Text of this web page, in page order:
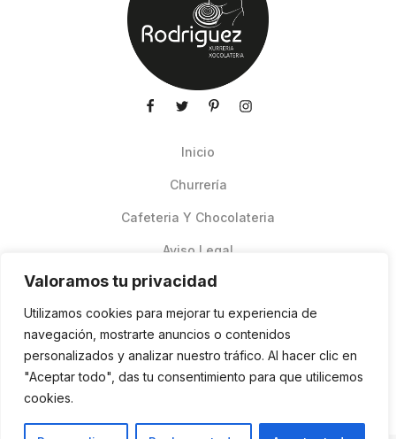
Valoramos tu privacidad
Utilizamos cookies para mejorar tu experiencia de
navegación, mostrarte anuncios o contenidos
personalizados y analizar nuestro tráfico. Al hacer clic en
"Aceptar todo", das tu consentimiento para que utilicemos
cookies.
Inicio
Churrería
Cafeteria Y Chocolateria
Aviso Legal
Pedidos Online Glovo
Contacto